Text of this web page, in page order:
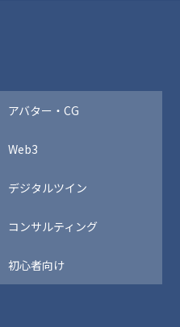
アバター・CG
Web3
デジタルツイン
コンサルティング
初心者向け